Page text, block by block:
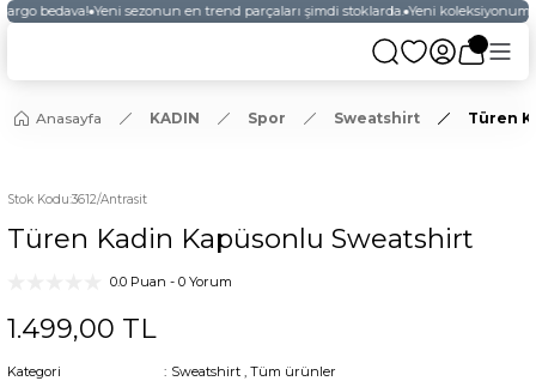
bedava! Yeni sezonun en trend parçaları şimdi stoklarda. Yeni
Anasayfa KADIN Spor Sweatshirt Türen
Stok Kodu:3612/Antrasit
Türen Kadin Kapüsonlu Sweatshirt
0.0 Puan - 0 Yorum
1.499,00 TL
Kategori Sweatshirt , Tüm ürünler